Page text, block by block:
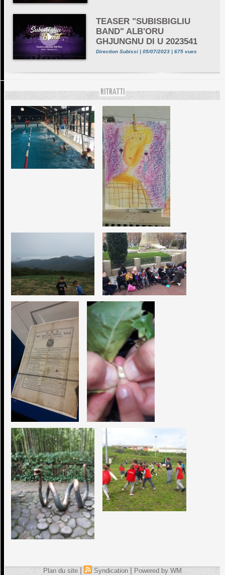
TEASER "SUBISBIGLIU
BAND" ALB'ORU
GHJUNGNU DI U 2023541
Direction Subissi | 05/07/2023 | 675 vues
RITRATTI
Plan du site | Syndication | Powered by WM